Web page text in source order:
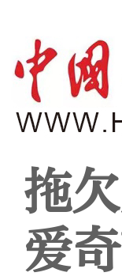
拖
爱